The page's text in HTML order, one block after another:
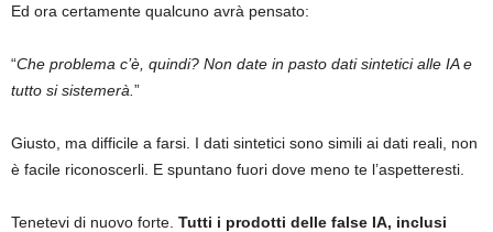
Ed ora certamente qualcuno avrà pensato:
“Che problema c’è, quindi? Non date in pasto dati sintetici alle IA e
tutto si sistemerà. ”
Giusto, ma difficile a farsi. I dati sintetici sono simili ai dati reali, non
è facile riconoscerli. E spuntano fuori dove meno te l’aspetteresti.
Tenetevi di nuovo forte. Tutti i prodotti delle false IA, inclusi